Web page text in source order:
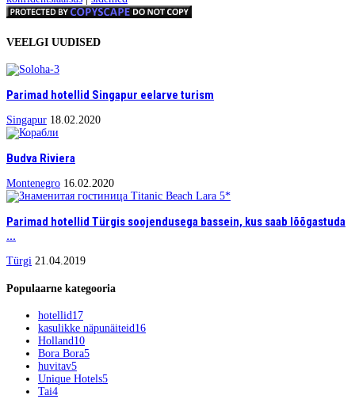
VEELGI UUDISED
Parimad hotellid Singapur eelarve turism
Singapur 18.02.2020
Budva Riviera
Montenegro 16.02.2020
Parimad hotellid Türgis soojendusega bassein, kus saab lõõgastuda
...
Türgi 21.04.2019
Populaarne kategooria
hotellid17
kasulikke näpunäiteid16
Holland10
Bora Bora5
huvitav5
Unique Hotels5
Tai4